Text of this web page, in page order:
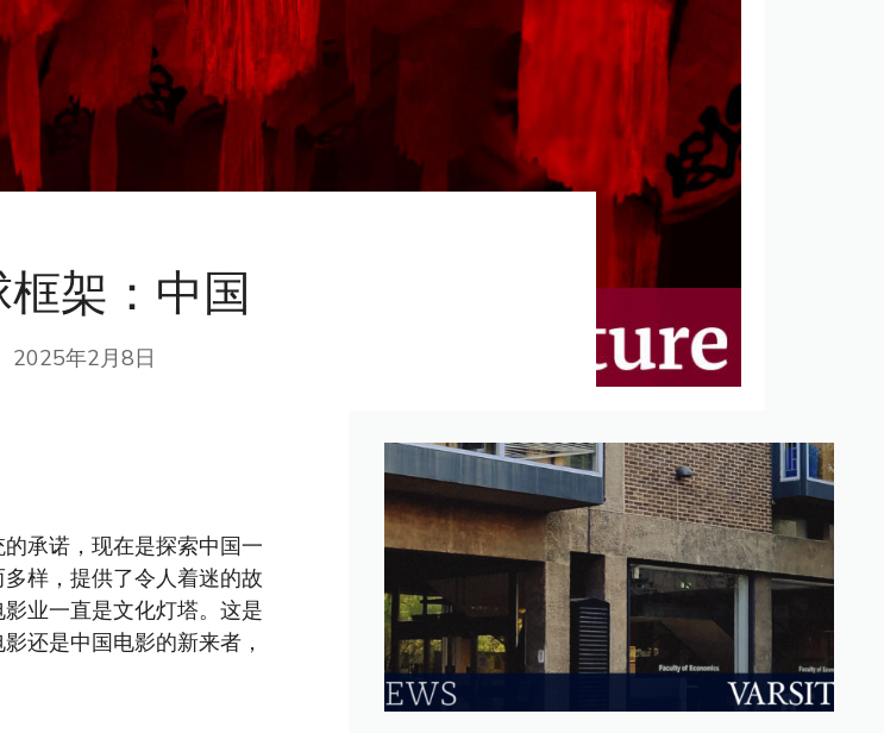
架：中国
2025年2月8日
承诺，现在是探索中国一
样，提供了令人着迷的故
业一直是文化灯塔。这是
还是中国电影的新来者，